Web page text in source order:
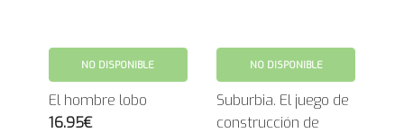
NO DISPONIBLE
El hombre lobo
16.95€
NO DISPONIBLE
Suburbia. El juego de
construcción de